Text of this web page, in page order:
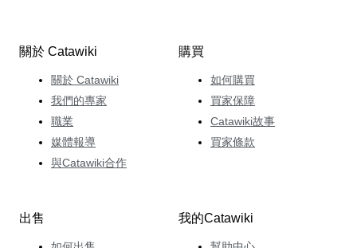
關於 Catawiki
關於 Catawiki
我們的專家
職業
媒體報導
與Catawiki合作
購買
如何購買
買家保障
Catawiki故事
買家條款
出售 我的Catawiki